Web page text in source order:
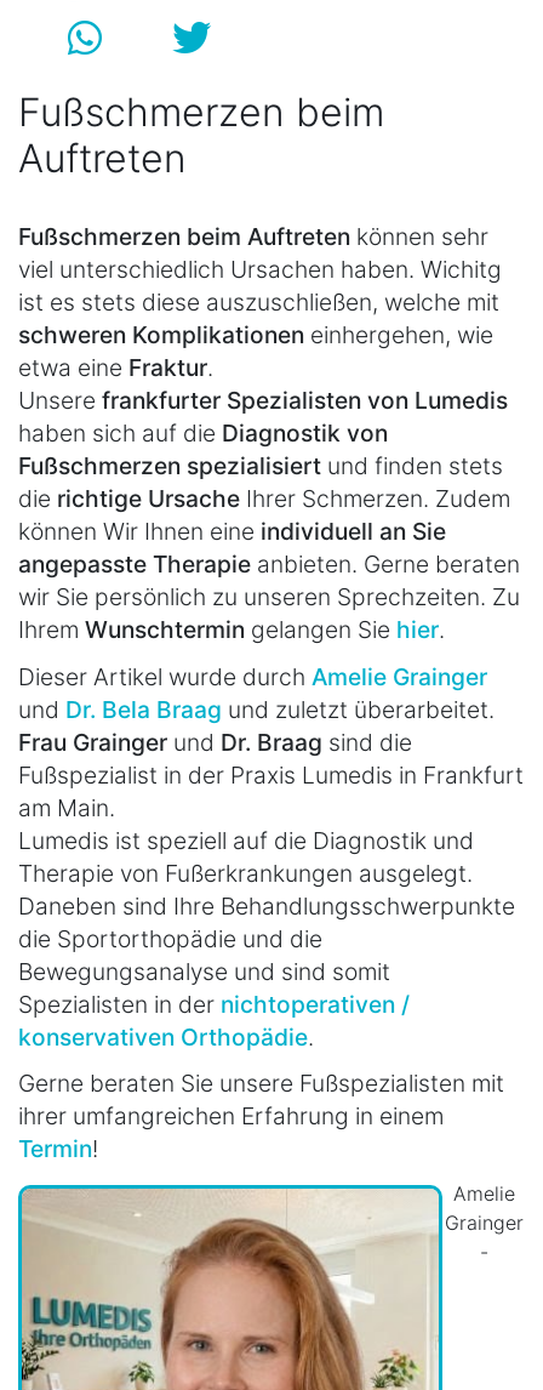
Fußschmerzen beim
Auftreten
Fußschmerzen beim Auftreten können sehr
viel unterschiedlich Ursachen haben. Wichitg
ist es stets diese auszuschließen, welche mit
schweren Komplikationen einhergehen, wie
etwa eine Fraktur.
Unsere frankfurter Spezialisten von Lumedis
haben sich auf die Diagnostik von
Fußschmerzen spezialisiert und finden stets
die richtige Ursache Ihrer Schmerzen. Zudem
können Wir Ihnen eine individuell an Sie
angepasste Therapie anbieten. Gerne beraten
wir Sie persönlich zu unseren Sprechzeiten. Zu
Ihrem Wunschtermin gelangen Sie hier.
Dieser Artikel wurde durch Amelie Grainger
und Dr. Bela Braag und zuletzt überarbeitet.
Frau Grainger und Dr. Braag sind die
Fußspezialist in der Praxis Lumedis in Frankfurt
am Main.
Lumedis ist speziell auf die Diagnostik und
Therapie von Fußerkrankungen ausgelegt.
Daneben sind Ihre Behandlungsschwerpunkte
die Sportorthopädie und die
Bewegungsanalyse und sind somit
Spezialisten in der nichtoperativen /
konservativen Orthopädie.
Gerne beraten Sie unsere Fußspezialisten mit
ihrer umfangreichen Erfahrung in einem
Termin!
Amelie
Grainger
-